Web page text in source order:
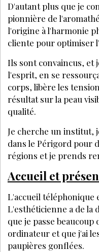
D'autant plus que je
pionnière de
l'origine à l'harmonie
cliente pour optimiser
Ils sont convaincus, et
l'esprit, en se
corps, libère les
résultat sur la peau
qualité.
Je cherche un institut,
dans le Périgord pour
régions et je prends
Accueil et
L'accueil téléphonique
L'esthéticienne a de la
que je passe
ordinateur et que j'ai
paupières gonflées.